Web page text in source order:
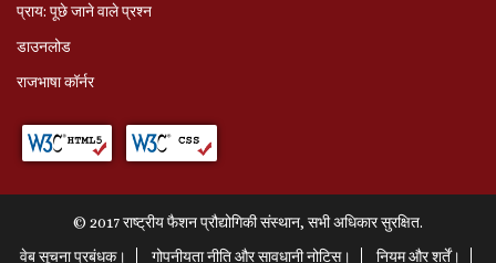
प्राय: पूछे जाने वाले प्रश्‍न
डाउनलोड
राजभाषा कॉर्नर
© 2017 राष्ट्रीय फैशन प्रौद्योगिकी संस्थान, सभी अधिकार सुरक्षित.
वेब सूचना प्रबंधक।
गोपनीयता नीति और सावधानी नोटिस। नियम और शर्तें।